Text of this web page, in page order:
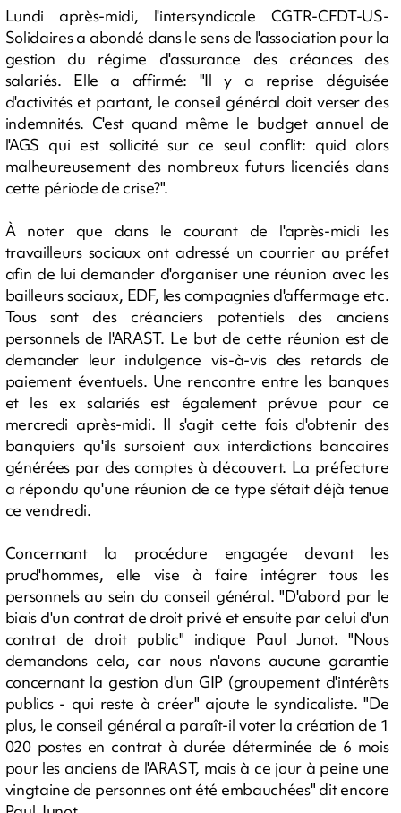
Lundi après-midi, l'intersyndicale CGTR-CFDT-US-
Solidaires a abondé dans le sens de l'association pour la
gestion du régime d'assurance des créances des
salariés. Elle a affirmé: "Il y a reprise déguisée
d'activités et partant, le conseil général doit verser des
indemnités. C'est quand même le budget annuel de
l'AGS qui est sollicité sur ce seul conflit: quid alors
malheureusement des nombreux futurs licenciés dans
cette période de crise?".
À noter que dans le courant de l'après-midi les
travailleurs sociaux ont adressé un courrier au préfet
afin de lui demander d'organiser une réunion avec les
bailleurs sociaux, EDF, les compagnies d'affermage etc.
Tous sont des créanciers potentiels des anciens
personnels de l'ARAST. Le but de cette réunion est de
demander leur indulgence vis-à-vis des retards de
paiement éventuels. Une rencontre entre les banques
et les ex salariés est également prévue pour ce
mercredi après-midi. Il s'agit cette fois d'obtenir des
banquiers qu'ils sursoient aux interdictions bancaires
générées par des comptes à découvert. La préfecture
a répondu qu'une réunion de ce type s'était déjà tenue
ce vendredi.
Concernant la procédure engagée devant les
prud'hommes, elle vise à faire intégrer tous les
personnels au sein du conseil général. "D'abord par le
biais d'un contrat de droit privé et ensuite par celui d'un
contrat de droit public" indique Paul Junot. "Nous
demandons cela, car nous n'avons aucune garantie
concernant la gestion d'un GIP (groupement d'intérêts
publics - qui reste à créer" ajoute le syndicaliste. "De
plus, le conseil général a paraît-il voter la création de 1
020 postes en contrat à durée déterminée de 6 mois
pour les anciens de l'ARAST, mais à ce jour à peine une
vingtaine de personnes ont été embauchées" dit encore